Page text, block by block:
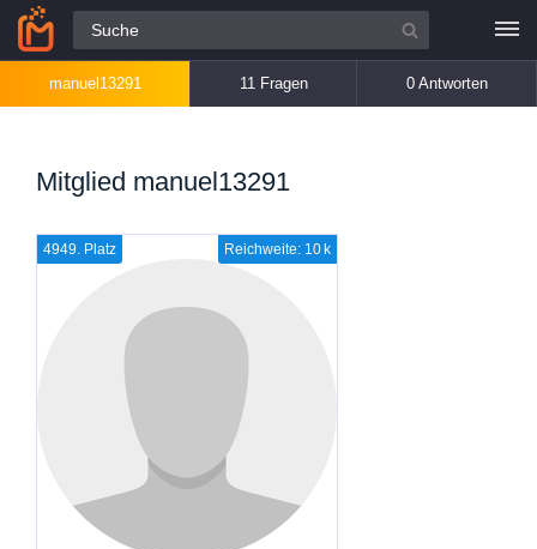
Alle Fragen
manuel13291 11 Fragen 0 Antworten
Mitglied manuel13291
Reichweite: 10 k
4949. Platz